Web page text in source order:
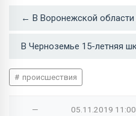
происшествия
— 05.11.2019 11:00